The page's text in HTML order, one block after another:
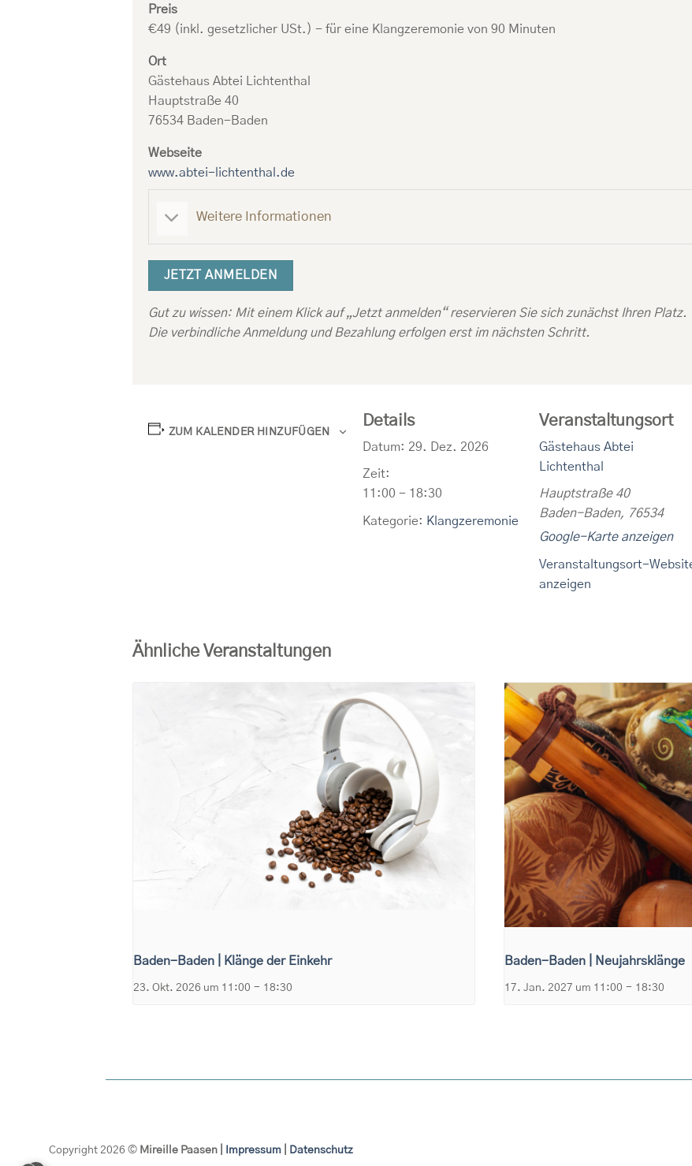
Preis
€49 (inkl. gesetzlicher USt.) - für eine Klangzeremonie von 90 Minuten
Ort
Gästehaus Abtei Lichtenthal
Hauptstraße 40
76534 Baden-Baden
Webseite
www.abtei-lichtenthal.de
Weitere Informationen
JETZT ANMELDEN
Gut zu wissen: Mit einem Klick auf „Jetzt anmelden“ reservieren Sie sich zunächst Ihren Platz.
Die verbindliche Anmeldung und Bezahlung erfolgen erst im nächsten Schritt.
ZUM KALENDER HINZUFÜGEN
Details
Datum: 29. Dez. 2026
Zeit:
11:00 - 18:30
Kategorie: Klangzeremonie
Veranstaltungsort
Gästehaus Abtei
Lichtenthal
Hauptstraße 40
Baden-Baden, 76534
Google-Karte anzeigen
Veranstaltungsort-
anzeigen
Ähnliche Veranstaltungen
Baden-Baden | Klänge der Einkehr
23. Okt. 2026 um 11:00 - 18:30
Baden-Baden | Neujahrsklänge
17. Jan. 2027 um 11:00 - 18:30
Copyright 2026 © Mireille Paasen | Impressum Datenschutz